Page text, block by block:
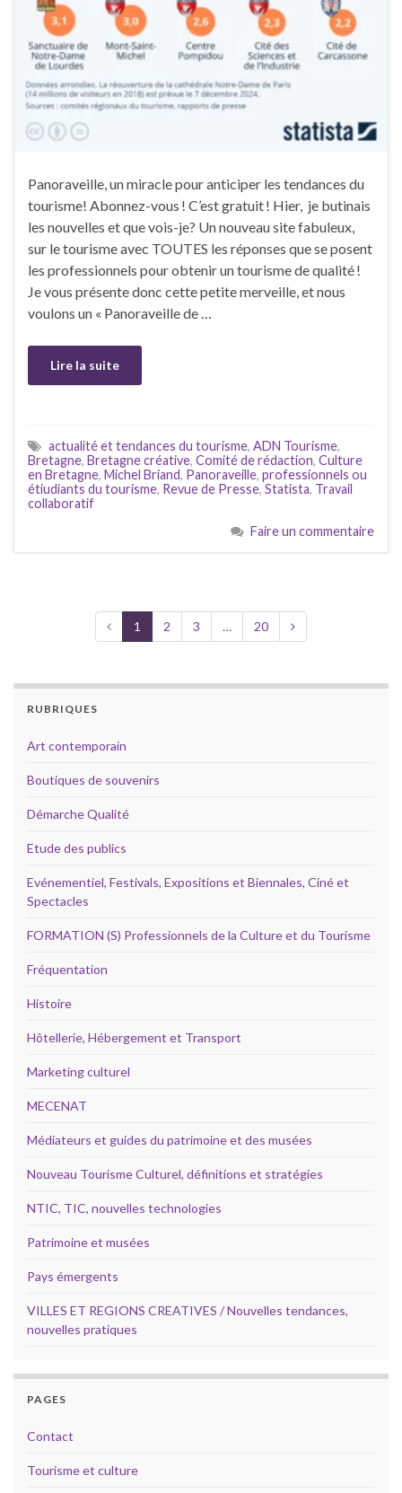
Panoraveille, un miracle pour anticiper les tendances du
tourisme! Abonnez-vous ! C’est gratuit ! Hier, je butinais
les nouvelles et que vois-je? Un nouveau site fabuleux,
sur le tourisme avec TOUTES les réponses que se posent
les professionnels pour obtenir un tourisme de qualité !
Je vous présente donc cette petite merveille, et nous
voulons un « Panoraveille de …
Lire la suite
actualité et tendances du tourisme, ADN Tourisme,
Bretagne, Bretagne créative, Comité de rédaction, Culture
en Bretagne, Michel Briand, Panoraveille, professionnels ou
étiudiants du tourisme, Revue de Presse, Statista, Travail
collaboratif
Faire un commentaire
1 2 3 … 20
RUBRIQUES
Art contemporain
Boutiques de souvenirs
Démarche Qualité
Etude des publics
Evénementiel, Festivals, Expositions et Biennales, Ciné et
Spectacles
FORMATION (S) Professionnels de la Culture et du Tourisme
Fréquentation
Histoire
Hôtellerie, Hébergement et Transport
Marketing culturel
MECENAT
Médiateurs et guides du patrimoine et des musées
Nouveau Tourisme Culturel, définitions et stratégies
NTIC, TIC, nouvelles technologies
Patrimoine et musées
Pays émergents
VILLES ET REGIONS CREATIVES / Nouvelles tendances,
nouvelles pratiques
PAGES
Contact
Tourisme et culture